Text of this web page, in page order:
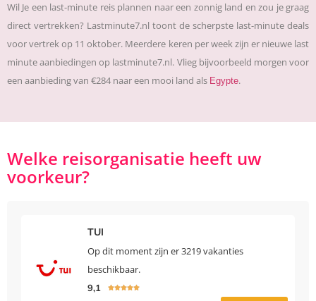
Wil Je een last-minute reis plannen naar een zonnig land en zou je graag
direct vertrekken? Lastminute7.nl toont de scherpste last-minute deals
voor vertrek op 11 oktober. Meerdere keren per week zijn er nieuwe last
minute aanbiedingen op lastminute7.nl. Vlieg bijvoorbeeld morgen voor
een aanbieding van €284 naar een mooi land als Egypte.
Welke reisorganisatie heeft uw
voorkeur?
TUI
Op dit moment zijn er 3219 vakanties
beschikbaar.
9,1 